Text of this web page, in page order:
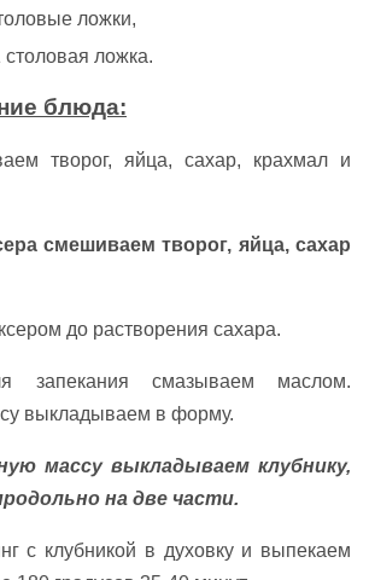
ложки,
ложка.
блюда:
творог, яйца, сахар, крахмал и
смешиваем творог, яйца, сахар
до растворения сахара.
запекания смазываем маслом.
выкладываем в форму.
массу выкладываем клубнику,
на две части.
с клубникой в духовку и выпекаем